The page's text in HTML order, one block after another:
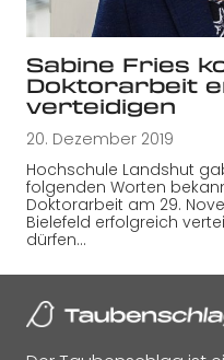
Sabine Fries
Doktorarbeit
verteidigen
20. Dezember 2019
Hochschule Landshut
folgenden Worten
Doktorarbeit am 29.
Bielefeld erfolgreich
dürfen…